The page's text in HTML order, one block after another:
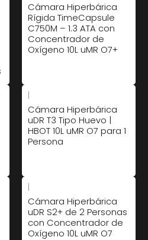
Cámara Hiperbárica
Rígida TimeCapsule
C750M – 1.3 ATA con
Concentrador de
Oxígeno 10L uMR O7+
Cámara Hiperbárica
uDR T3 Tipo Huevo |
HBOT 10L uMR O7 para 1
Persona
Cámara Hiperbárica
uDR S2+ de 2 Personas
con Concentrador de
Oxígeno 10L uMR O7